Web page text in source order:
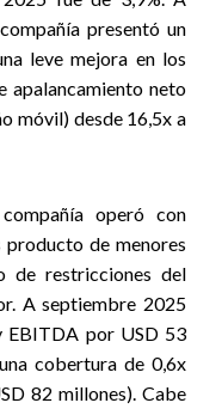
presentó un
leve mejora en los
apalancamiento neto
móvil) desde 16,5x a
operó con
de menores
de restricciones del
A septiembre 2025
EBITDA por USD 53
cobertura de 0,6x
82 millones). Cabe